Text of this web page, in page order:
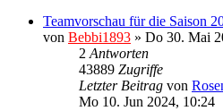
Teamvorschau für die Saison
von Bebbi1893 » Do 30. Mai
2 Antworten
43889 Zugriffe
Letzter Beitrag von
Mo 10. Jun 2024, 10:24